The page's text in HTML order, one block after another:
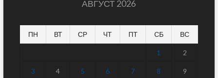
АВГУСТ 2026
ПН ВТ СР ЧТ ПТ СБ ВС
1 2
3 4 5 6 7 8 9